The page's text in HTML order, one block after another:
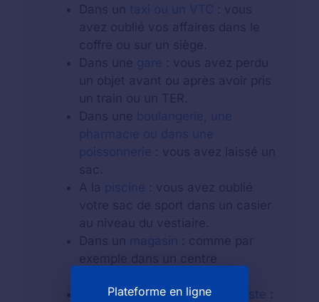
Dans un taxi ou un VTC : vous
avez oublié vos affaires dans le
coffre ou sur un siège.
Dans une gare : vous avez perdu
un objet avant ou après avoir pris
un train ou un TER.
Dans une boulangerie, une
pharmacie ou dans une
poissonnerie : vous avez laissé un
sac.
A la piscine : vous avez oublié
votre sac de sport dans un casier
au niveau du vestiaire.
Dans un magasin : comme par
exemple dans un centre
Au guichet d'unbureau de poste :
Plateforme en ligne